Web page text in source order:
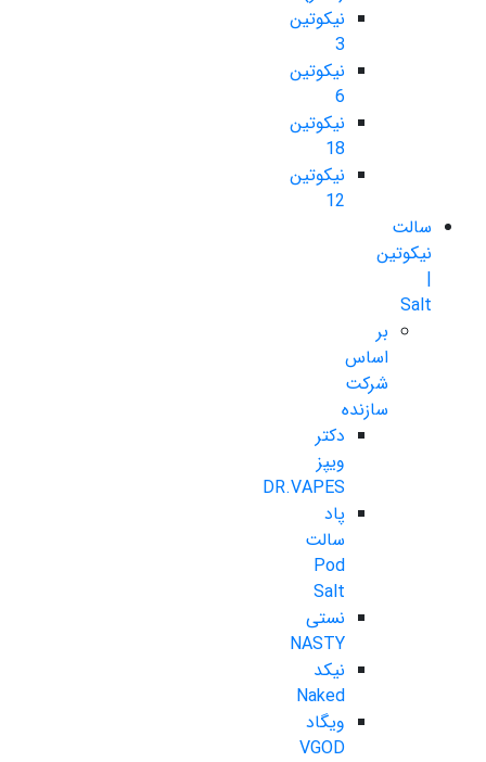
نیکوتین
3
نیکوتین
6
نیکوتین
18
نیکوتین
12
سالت
نیکوتین
|
Salt
بر
اساس
شرکت
سازنده
دکتر
ویپز
DR.VAPES
پاد
سالت
Pod
Salt
نستی
NASTY
نیکد
Naked
ویگاد
VGOD